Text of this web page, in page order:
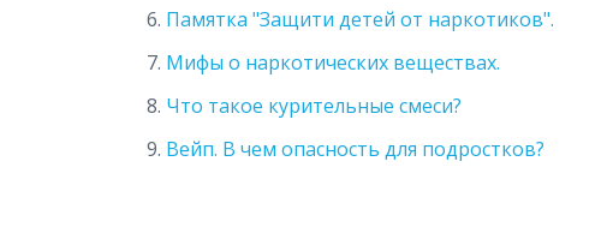
6. Памятка "Защити детей от наркотиков".
7. Мифы о наркотических веществах.
8. Что такое курительные смеси?
9. Вейп. В чем опасность для подростков?